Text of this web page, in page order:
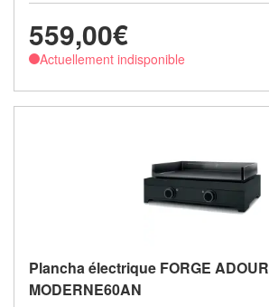
559,00€
Actuellement indisponible
Plancha électrique FORGE ADOUR
MODERNE60AN